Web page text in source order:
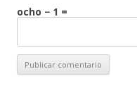
ocho − 1 =